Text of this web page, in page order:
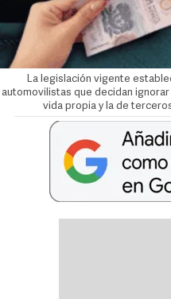
La legislación vigente
automovilistas que decidan
vida propia y la de